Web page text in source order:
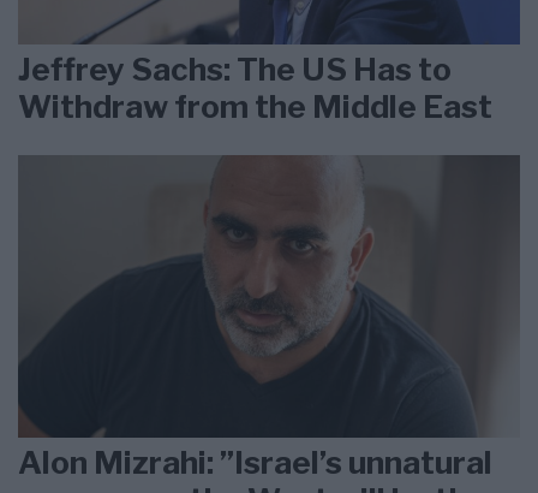
Jeffrey Sachs: The US Has to
Withdraw from the Middle East
Alon Mizrahi: ”Israel’s unnatural